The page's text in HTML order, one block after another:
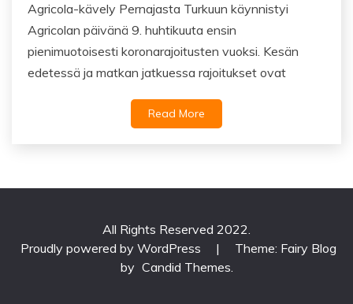
Agricola-kävely Pernajasta Turkuun käynnistyi
Agricolan päivänä 9. huhtikuuta ensin
pienimuotoisesti koronarajoitusten vuoksi. Kesän
edetessä ja matkan jatkuessa rajoitukset ovat
Read More
All Rights Reserved 2022.
Proudly powered by WordPress
|
Theme: Fairy Blog
by Candid Themes.